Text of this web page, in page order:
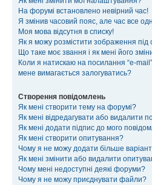
На форумі встановлено невірний час!
Я змінив часовий пояс, але час все
Моя мова відсутня в списку!
Як я можу розмістити зображення під
Що таке моє звання і як мені його
Коли я натискаю на посилання “e-
мене вимагається залогуватись?
Створення повідомлень
Як мені створити тему на форумі?
Як мені відредагувати або видалити
Як мені додати підпис до мого
Як мені створити опитування?
Чому я не можу додати більше
Як мені змінити або видалити
Чому мені недоступні деякі форуми?
Чому я не можу приєднувати файли?